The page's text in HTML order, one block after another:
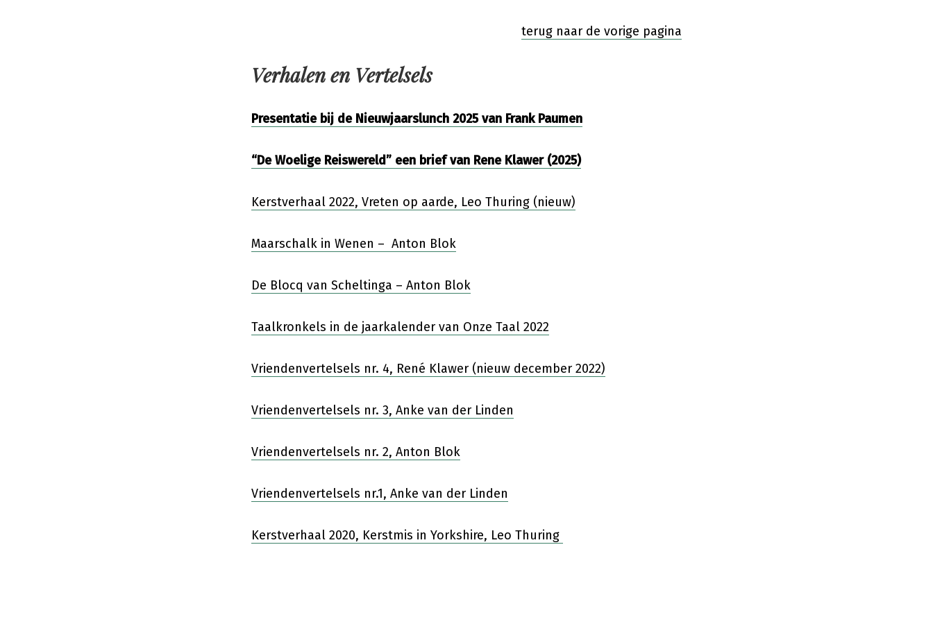
terug naar de vorige pagina
Verhalen en Vertelsels
Presentatie bij de Nieuwjaarslunch 2025 van Frank Paumen
“De Woelige Reiswereld” een brief van Rene Klawer (2025)
Kerstverhaal 2022, Vreten op aarde, Leo Thuring (nieuw)
Maarschalk in Wenen – Anton Blok
De Blocq van Scheltinga – Anton Blok
Taalkronkels in de jaarkalender van Onze Taal 2022
Vriendenvertelsels nr. 4, René Klawer (nieuw december 2022)
Vriendenvertelsels nr. 3, Anke van der Linden
Vriendenvertelsels nr. 2, Anton Blok
Vriendenvertelsels nr.1, Anke van der Linden
Kerstverhaal 2020, Kerstmis in Yorkshire, Leo Thuring